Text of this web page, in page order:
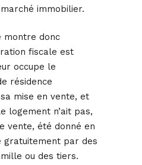
immobilier.
montre donc
fiscale est
occupe le
résidence
mise en vente, et
logement n’ait pas,
vente, été donné en
gratuitement par des
ou des tiers.